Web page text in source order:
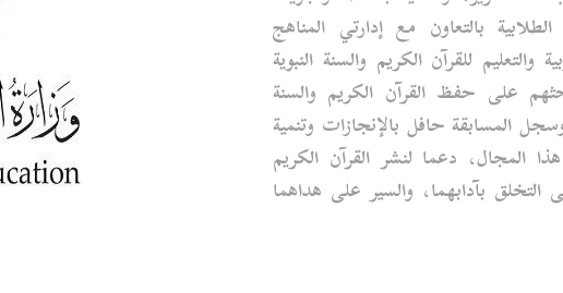
بالتعاون مع إدارتي المناهج
والتعليم للقرآن الكريم والسنة النبوية
على حفظ القرآن الكريم والسنة
المسابقة حافل بالإنجازات وتنمية
المجال، دعما لنشر القرآن الكريم
التخلق بآدابهما، والسير على هداهما